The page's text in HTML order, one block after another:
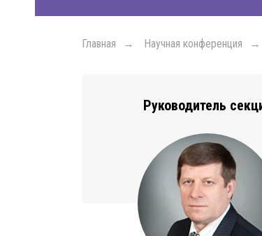
Главная → Научная конференция →
Руководитель